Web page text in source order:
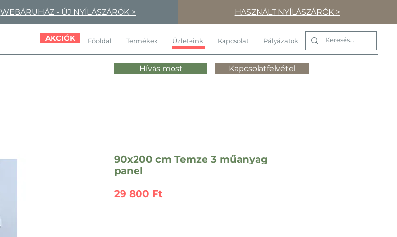
WEBÁRUHÁZ - ÚJ NYÍLÁSZÁRÓK > HASZNÁLT NYÍLÁSZÁRÓK >
AKCIÓK Főoldal Termékek Üzleteink Kapcsolat Pályázatok
Hívás most Kapcsolatfelvétel
90x200 cm Temze 3 műanyag
panel
29 800 Ft